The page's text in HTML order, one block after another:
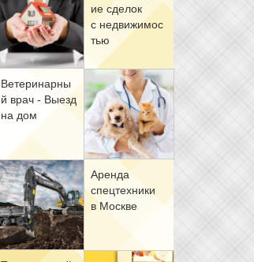
ие сде­лок
с недви­жи­мо­с
тью
Ве­те­ри­нар­ны
й врач - Вы­езд
на дом
Арен­да
спец­тех­ни­ки
в Москве